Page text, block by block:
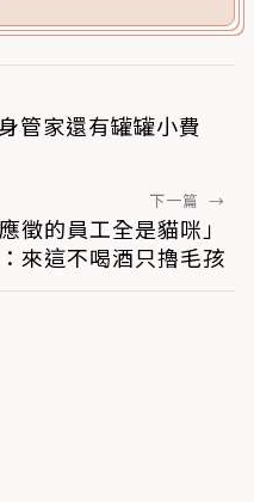
管家還有罐罐小費
下一篇 →
徵的員工全是貓咪」
來這不喝酒只擼毛孩